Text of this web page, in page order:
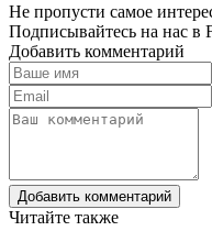
Не пропусти самое
Подписывайтесь на нас в
Добавить комментарий
Добавить комментарий
Читайте также